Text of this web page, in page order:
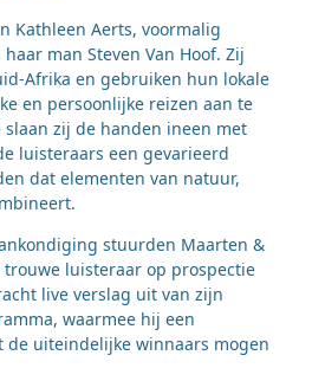
Kathleen Aerts, voormalig
man Steven Van Hoof. Zij
Afrika en gebruiken hun lokale
en persoonlijke reizen aan te
slaan zij de handen ineen met
luisteraars een gevarieerd
dat elementen van natuur,
stuurden Maarten &
luisteraar op prospectie
live verslag uit van zijn
waarmee hij een
de uiteindelijke winnaars mogen